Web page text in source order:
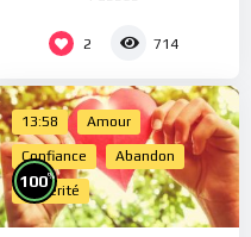
2 714
13:58 Amour
Confiance Abandon
Sincérité
100%